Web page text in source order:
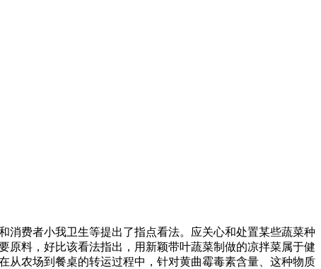
费者小我卫生等提出了指点看法。应关心和处置某些蔬菜种
原料，好比该看法指出，用新颖带叶蔬菜制做的凉拌菜属于健
从农场到餐桌的转运过程中，针对黄曲霉毒素含量、这种物质